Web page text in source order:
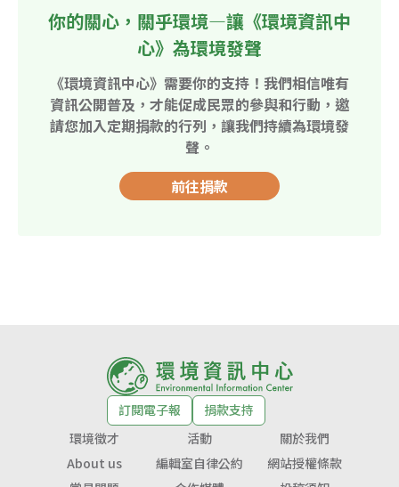
你的關心，關乎環境—讓《環境資訊中
心》為環境發聲
《環境資訊中心》需要你的支持！我們相信唯有
資訊公開普及，才能促成民眾的參與和行動，邀
請您加入定期捐款的行列，讓我們持續為環境發
聲。
前往捐款
訂閱電子報
捐款支持
環境徵才
活動
關於我們
About us
編輯室自律公約
網站授權條款